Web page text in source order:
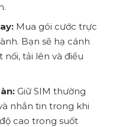
Mua gói cước trực
Bạn sẽ hạ cánh
tải lên và điều
Giữ SIM thường
nhắn tin trong khi
cao trong suốt